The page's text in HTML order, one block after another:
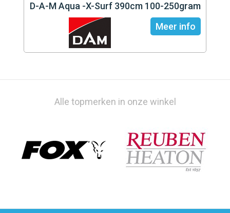
D-A-M Aqua -X-Surf 390cm 100-250gram
Meer info
Alle topmerken in onze winkel